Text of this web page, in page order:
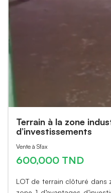
Terrain à la zone
d’investissements
Vente à Sfax
600,000 TND
LOT de terrain clôturé dans